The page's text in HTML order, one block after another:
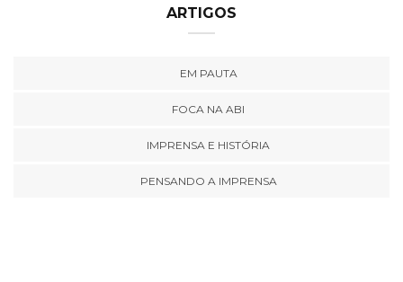
ARTIGOS
EM PAUTA
FOCA NA ABI
IMPRENSA E HISTÓRIA
PENSANDO A IMPRENSA